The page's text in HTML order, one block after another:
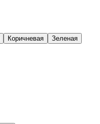
Коричневая Зеленая